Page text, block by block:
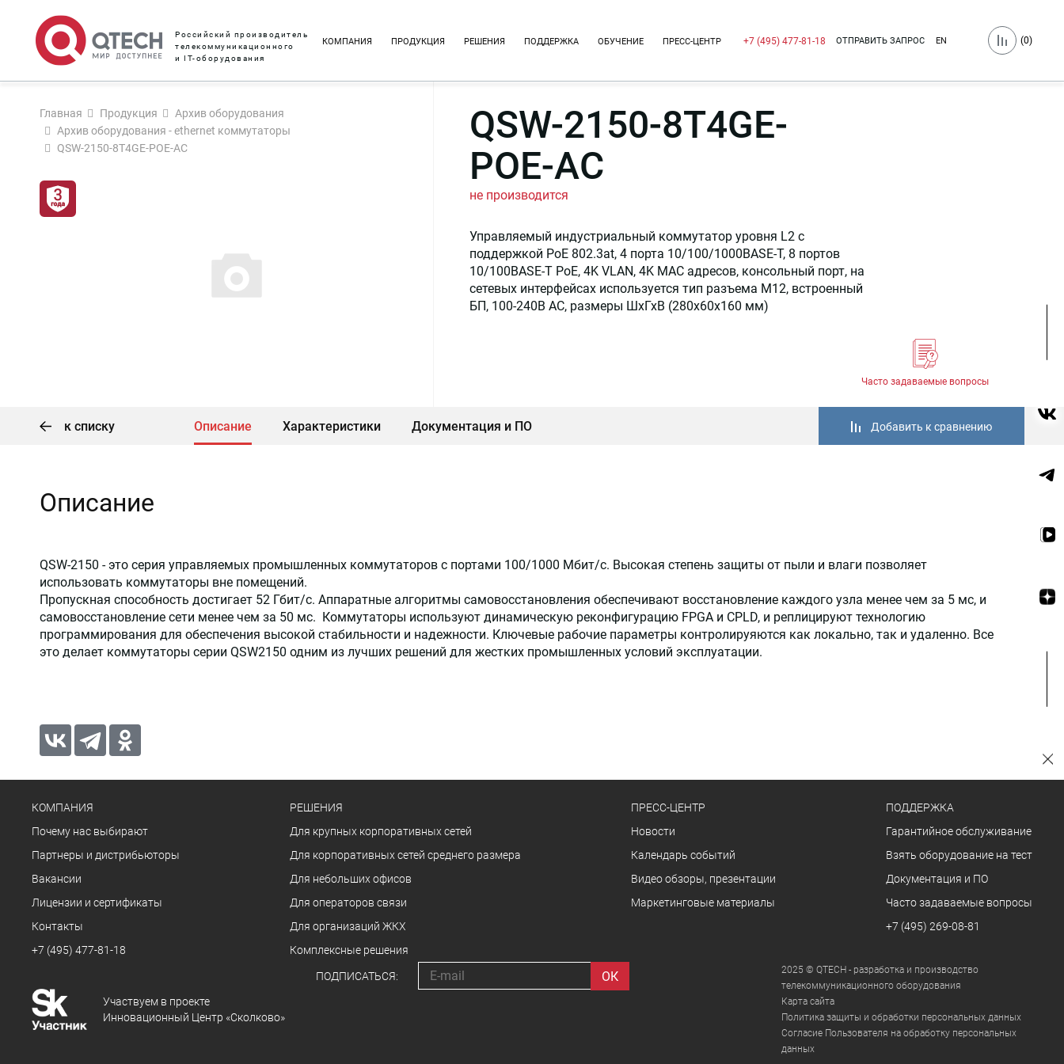
Российский производитель
телекоммуникационного
и IT-оборудования
КОМПАНИЯ ПРОДУКЦИЯ РЕШЕНИЯ ПОДДЕРЖКА ОБУЧЕНИЕ ПРЕСС-ЦЕНТР +7 (495) 477-81-18 ОТПРАВИТЬ ЗАПРОС EN (0)
Главная Продукция
Архив оборудования
Архив оборудования - ethernet коммутаторы
QSW-2150-8T4GE-POE-AC
QSW-2150-8T4GE-
POE-AC
не производится
Управляемый индустриальный коммутатор уровня L2 с
поддержкой PoE 802.3at, 4 порта 10/100/1000BASE-T, 8 портов
10/100BASE-T PoE, 4K VLAN, 4K MAC адресов, консольный порт, на
сетевых интерфейсах используется тип разъема M12, встроенный
БП, 100-240В AC, размеры ШхГхВ (280x60x160 мм)
Часто задаваемые вопросы
к списку Описание Характеристики Документация и ПО Добавить к сравнению
Описание
QSW-2150 - это серия управляемых промышленных коммутаторов с портами 100/1000 Мбит/с. Высокая степень защиты от пыли и влаги позволяет
использовать коммутаторы вне помещений.
Пропускная способность достигает 52 Гбит/с. Аппаратные алгоритмы самовосстановления обеспечивают восстановление каждого узла менее чем за 5 мс, и
самовосстановление сети менее чем за 50 мс. Коммутаторы используют динамическую реконфигурацию FPGA и CPLD, и реплицируют технологию
программирования для обеспечения высокой стабильности и надежности. Ключевые рабочие параметры контролируяются как локально, так и удаленно. Все
это делает коммутаторы серии QSW2150 одним из лучших решений для жестких промышленных условий эксплуатации.
КОМПАНИЯ
Почему нас выбирают
Партнеры и дистрибьюторы
Вакансии
Лицензии и сертификаты
Контакты
+7 (495) 477-81-18
РЕШЕНИЯ
Для крупных корпоративных сетей
Для корпоративных сетей среднего размера
Для небольших офисов
Для операторов связи
Для организаций ЖКХ
Комплексные решения
ПРЕСС-ЦЕНТР
Новости
Календарь событий
Видео обзоры, презентации
Маркетинговые материалы
ПОДДЕРЖКА
Гарантийное обслуживание
Взять оборудование на тест
Документация и ПО
Часто задаваемые вопросы
+7 (495) 269-08-81
Участвуем в проекте
Инновационный Центр «Сколково»
ПОДПИСАТЬСЯ:
2025 © QTECH - разработка и производство
телекоммуникационного оборудования
Карта сайта
Политика защиты и обработки персональных данных
Согласие Пользователя на обработку персональных
данных